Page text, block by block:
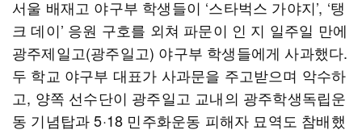
서울 배재고 야구부 학생들이 ‘스타벅스 가야지’, ‘탱
크 데이’ 응원 구호를 외쳐 파문이 인 지 일주일 만에
광주제일고(광주일고) 야구부 학생들에게 사과했다.
두 학교 야구부 대표가 사과문을 주고받으며 악수하
고, 양쪽 선수단이 광주일고 교내의 광주학생독립운
동 기념탑과 5·18 민주화운동 피해자 묘역도 참배했